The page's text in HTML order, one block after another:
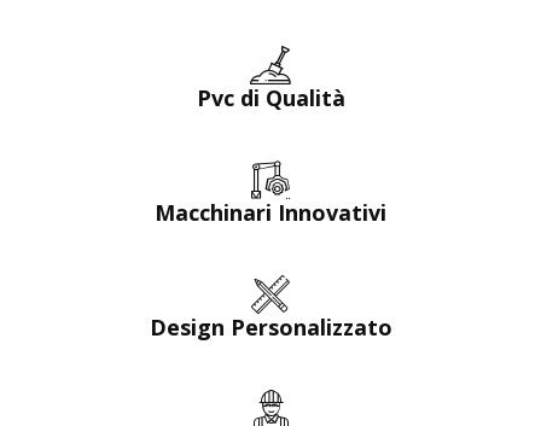
Pvc di Qualità
Macchinari Innovativi
Design Personalizzato